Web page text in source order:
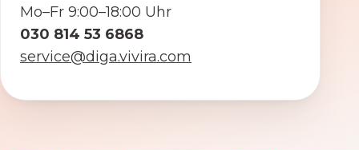
Mo–Fr 9:00–18:00 Uhr
030 814 53 6868
service@diga.vivira.com